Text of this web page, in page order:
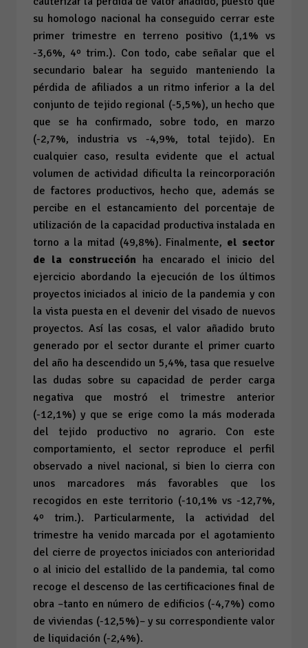
su homologo nacional ha conseguido cerrar este
primer trimestre en terreno positivo (1,1% vs
-3,6%, 4º trim.). Con todo, cabe señalar que el
secundario balear ha seguido manteniendo la
pérdida de afiliados a un ritmo inferior a la del
conjunto de tejido regional (-5,5%), un hecho que
que se ha confirmado, sobre todo, en marzo
(-2,7%, industriavs -4,9%, total tejido). En
cualquier caso, resulta evidente que el actual
volumen de actividad dificulta la reincorporación
de factores productivos, hecho que, además se
percibe en el estancamiento del porcentaje de
utilización de la capacidad productiva instalada en
torno a la mitad (49,8%). Finalmente, el sector
de la construcción ha encarado el inicio del
ejercicio abordando la ejecución de los últimos
proyectos iniciados al inicio de la pandemia y con
la vista puesta en el devenir del visado de nuevos
proyectos. Así las cosas, el valor añadido bruto
generado por el sector durante el primer cuarto
del año ha descendido un 5,4%, tasa que resuelve
las dudas sobre su capacidad de perder carga
negativa que mostró el trimestre anterior
(-12,1%) y que se erige como la más moderada
del tejido productivo no agrario. Con este
comportamiento, el sector reproduce el perfil
observado a nivel nacional, si bien lo cierra con
unos marcadores más favorables que los
recogidos en este territorio (-10,1% vs -12,7%,
4º trim.). Particularmente, la actividad del
trimestre ha venido marcada por el agotamiento
del cierre de proyectos iniciados con anterioridad
o al inicio del estallido de la pandemia, tal como
recoge el descenso de las certificaciones final de
obra –tanto en número de edificios (-4,7%) como
de viviendas (-12,5%)– y su correspondiente valor
de liquidación (-2,4%).